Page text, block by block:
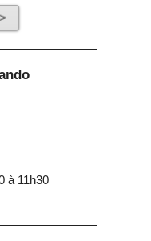
à 11h30